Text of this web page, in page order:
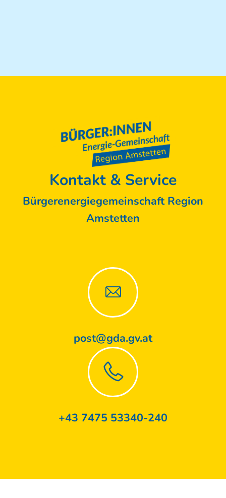
Kontakt & Service
Bürgerenergiegemeinschaft Region
Amstetten
post@gda.gv.at
+43 7475 53340-240